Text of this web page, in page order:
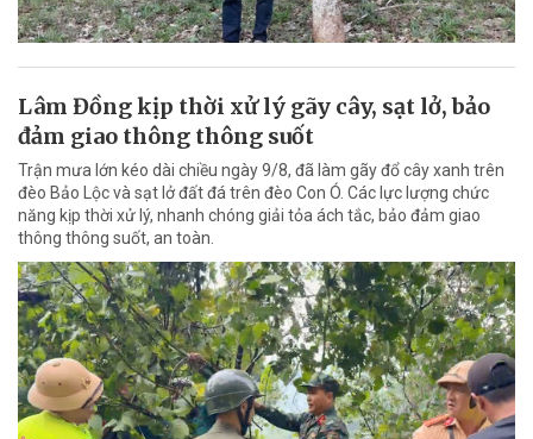
Lâm Đồng kịp thời xử lý gãy cây, sạt lở, bảo
đảm giao thông thông suốt
Trận mưa lớn kéo dài chiều ngày 9/8, đã làm gãy đổ cây xanh trên
đèo Bảo Lộc và sạt lở đất đá trên đèo Con Ó. Các lực lượng chức
năng kịp thời xử lý, nhanh chóng giải tỏa ách tắc, bảo đảm giao
thông thông suốt, an toàn.